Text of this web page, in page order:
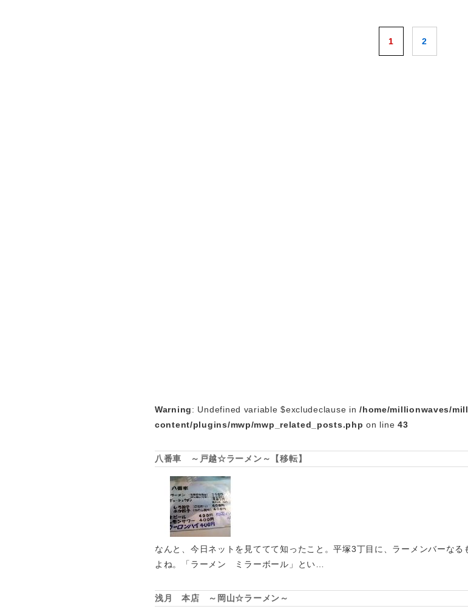
1 2
Warning: Undefined variable $excludeclause in/home/millionwaves/
content/plugins/mwp/mwp_related_posts.php on line43
八番車 ～戸越☆ラーメン～【移転】
なんと、今日ネットを見ててて知ったこと。平塚3丁目に、ラーメンバーな
よね。「ラーメン ミラーボール」とい…
浅月 本店 ～岡山☆ラーメン～